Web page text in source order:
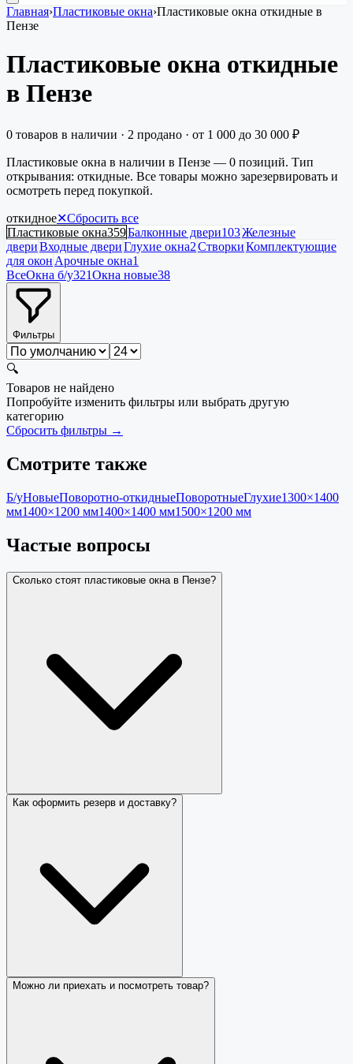
Главная›Пластиковые окна›Пластиковые окна откидные в
Пензе
Пластиковые окна откидные
в Пензе
0 товаров в наличии · 2 продано · от 1 000 до 30 000 ₽
Пластиковые окна в наличии в Пензе — 0 позиций. Тип
открывания: откидные. Все товары можно зарезервировать и
осмотреть перед покупкой.
откидное✕Сбросить все
Пластиковые окна359Балконные двери103Железные
двериВходные двериГлухие окна2СтворкиКомплектующие
для окон Арочные окна1
ВсеОкна б/у321Окна новые38
Фильтры
🔍
Товаров не найдено
Попробуйте изменить фильтры или выбрать другую
категорию
Сбросить фильтры →
Смотрите также
Б/уНовыеПоворотно-откидныеПоворотныеГлухие1300×1400
мм1400×1200 мм1400×1400 мм1500×1200 мм
Частые вопросы
Сколько стоят пластиковые окна в Пензе?
Как оформить резерв и доставку?
Можно ли приехать и посмотреть товар?